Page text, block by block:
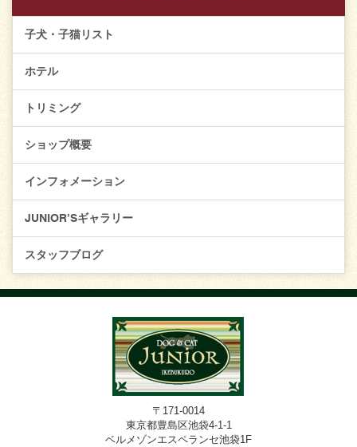
子犬・子猫リスト
ホテル
トリミング
ショップ概要
インフォメーション
JUNIOR’Sギャラリー
スタッフブログ
〒171-0014
東京都豊島区池袋4-1-1
ベルメゾンエスペランセ池袋1F